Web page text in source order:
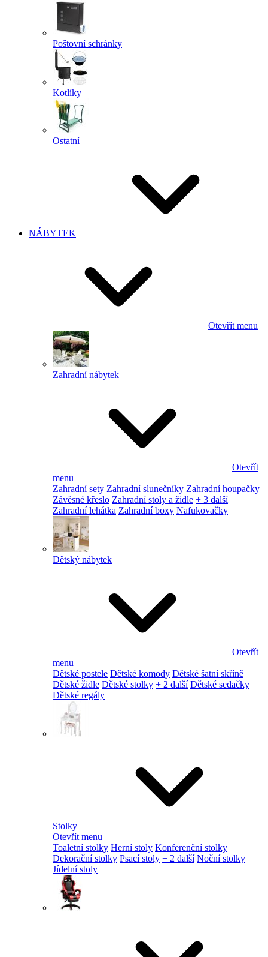
Poštovní schránky
Kotlíky
Ostatní
NÁBYTEK
Otevřít menu
Zahradní nábytek
Otevřít
menu
Zahradní sety Zahradní slunečníky Zahradní houpačky
Závěsné křeslo Zahradní stoly a židle + 3 další
Zahradní lehátka Zahradní boxy Nafukovačky
Dětský nábytek
Otevřít
menu
Dětské postele Dětské komody Dětské šatní skříně
Dětské židle Dětské stolky + 2 další Dětské sedačky
Dětské regály
Stolky
Otevřít menu
Toaletní stolky Herní stoly Konferenční stolky
Dekorační stolky Psací stoly + 2 další Noční stolky
Jídelní stoly